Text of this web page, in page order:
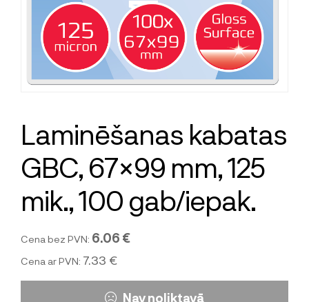
Laminēšanas kabatas
GBC, 67×99 mm, 125
mik., 100 gab/iepak.
Cena bez PVN: 6.06 €
Cena ar PVN: 7.33 €
Nav noliktavā